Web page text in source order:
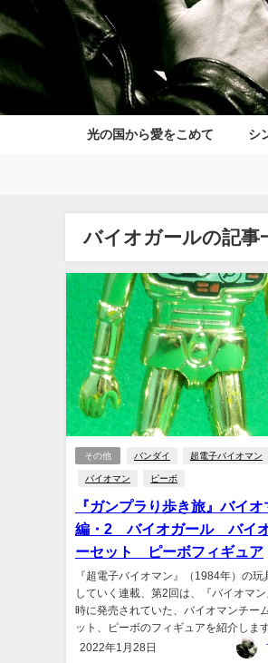
光の国から愛をこめて シ
バイオガールの記事
その他 バンダイ 超電子バイオマン
バイオマン ピーボ
『ガンプラり歩き旅』バイオ
編・2 バイオガール バイ
ーセット ピーボフィギュア
『超電子バイオマン』（1984年）の玩
していく連載、第2回は、『バイオマ
時に発売されていた、バイオマンチー
ット、ピーボのフィギュアを紹介します
2022年1月28日